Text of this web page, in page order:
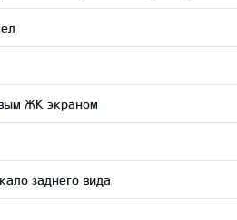
ЖК экраном
заднего вида